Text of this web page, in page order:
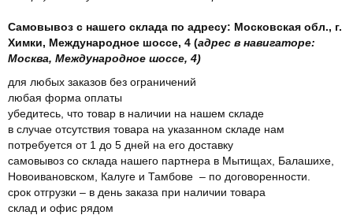
Самовывоз с нашего склада по адресу: Московская обл., г.
Химки, Международное шоссе, 4 (адрес в навигаторе:
Москва, Международное шоссе, 4)
для любых заказов без ограничений
любая форма оплаты
убедитесь, что товар в наличии на нашем складе
в случае отсутствия товара на указанном складе нам
потребуется от 1 до 5 дней на его доставку
самовывоз со склада нашего партнера в Мытищах, Балашихе,
Новоивановском, Калуге и Тамбове – по договоренности.
срок отгрузки – в день заказа при наличии товара
склад и офис рядом